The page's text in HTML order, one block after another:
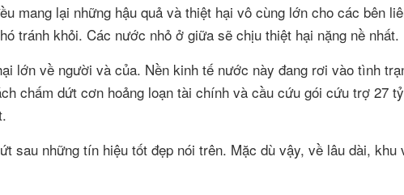
mang lại những hậu quả và thiệt hại vô cùng lớn cho các bên
tránh khỏi. Các nước nhỏ ở giữa sẽ chịu thiệt hại nặng nề nhất.
lớn về người và của. Nền kinh tế nước này đang rơi vào tình
chấm dứt cơn hoảng loạn tài chính và cầu cứu gói cứu trợ 27 tỷ
sau những tín hiệu tốt đẹp nói trên. Mặc dù vậy, về lâu dài, khu